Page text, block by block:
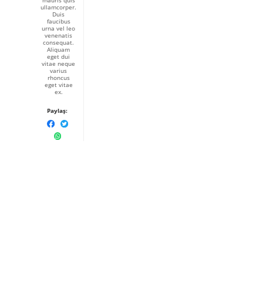
ullamcorper.
Duis
faucibus
urna vel leo
venenatis
consequat.
Aliquam
eget dui
vitae neque
varius
rhoncus
eget vitae
ex.
Paylaş: